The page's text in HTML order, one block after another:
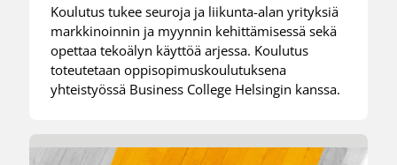
Koulutus tukee seuroja ja liikunta-alan yrityksiä
markkinoinnin ja myynnin kehittämisessä sekä
opettaa tekoälyn käyttöä arjessa. Koulutus
toteutetaan oppisopimuskoulutuksena
yhteistyössä Business College Helsingin kanssa.